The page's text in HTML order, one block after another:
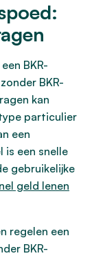
BKR-
BKR-
kan
particulier
een
is een snelle
gebruikelijke
geld lenen
regelen een
BKR-